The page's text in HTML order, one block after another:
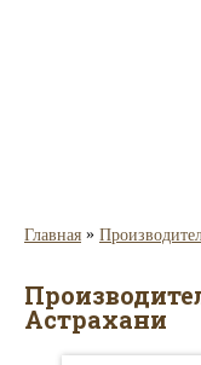
Главная »
Астрахани